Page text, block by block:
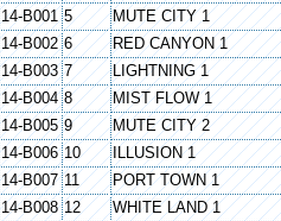
14-B001 5
MUTE CITY 1
14-B002 6
RED CANYON 1
14-B003 7
LIGHTNING 1
14-B004 8
MIST FLOW 1
14-B005 9
MUTE CITY 2
14-B006 10
ILLUSION 1
14-B007 11
PORT TOWN 1
14-B008 12
WHITE LAND 1